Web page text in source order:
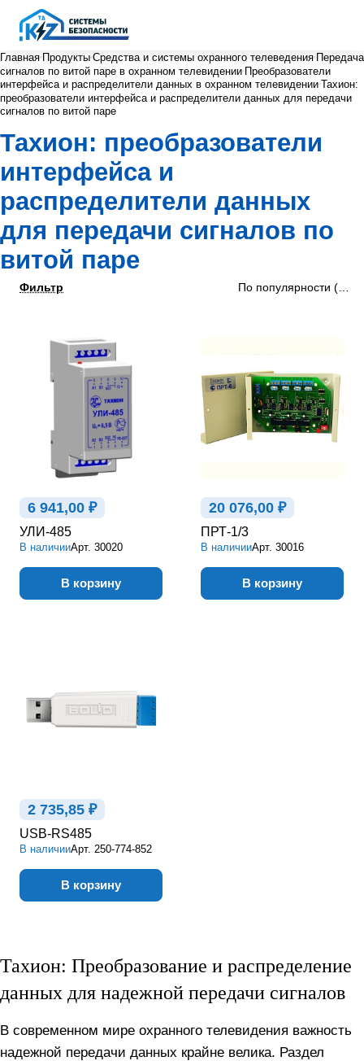
Главная Продукты Средства и системы охранного телеведения Передача
сигналов по витой паре в охранном телевидении Преобразователи
интерфейса и распределители данных в охранном телевидении Тахион:
преобразователи интерфейса и распределители данных для передачи
сигналов по витой паре
Тахион: преобразователи
интерфейса и
распределители данных
для передачи сигналов по
витой паре
Фильтр По популярности
6 941,00 ₽
УЛИ-485
В наличииАрт. 30020
В корзину
20 076,00 ₽
ПРТ-1/3
В наличииАрт. 30016
В корзину
2 735,85 ₽
USB-RS485
В наличииАрт. 250-774-852
В корзину
Тахион: Преобразование и распределение
данных для надежной передачи сигналов
В современном мире охранного телевидения важность
надежной передачи данных крайне велика. Раздел